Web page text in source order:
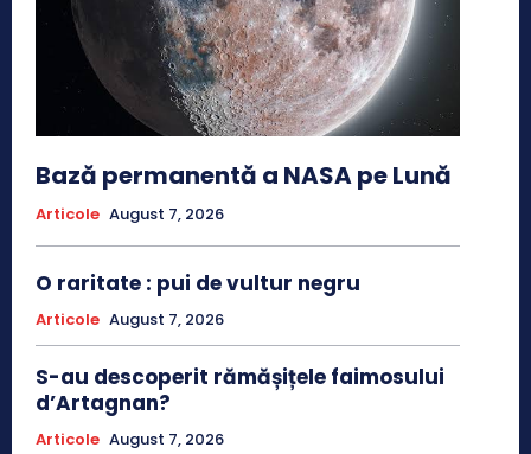
Bază permanentă a NASA pe Lună
Articole August 7, 2026
O raritate : pui de vultur negru
Articole August 7, 2026
S-au descoperit rămășițele faimosului
d’Artagnan?
Articole August 7, 2026